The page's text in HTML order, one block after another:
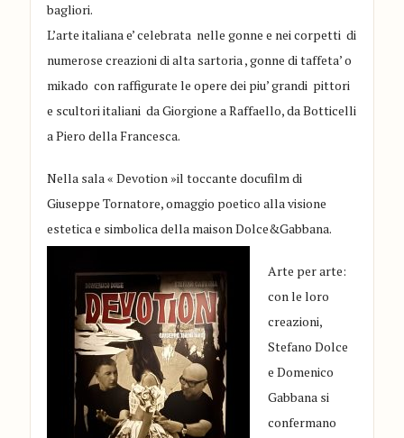
bagliori.
L’arte italiana e’ celebrata nelle gonne e nei corpetti di
numerose creazioni di alta sartoria , gonne di taffeta’ o
mikado con raffigurate le opere dei piu’ grandi pittori
e scultori italiani da Giorgione a Raffaello, da Botticelli
a Piero della Francesca.
Nella sala « Devotion »il toccante docufilm di
Giuseppe Tornatore, omaggio poetico alla visione
estetica e simbolica della maison Dolce&Gabbana.
Arte per arte:
con le loro
creazioni,
Stefano Dolce
e Domenico
Gabbana si
confermano